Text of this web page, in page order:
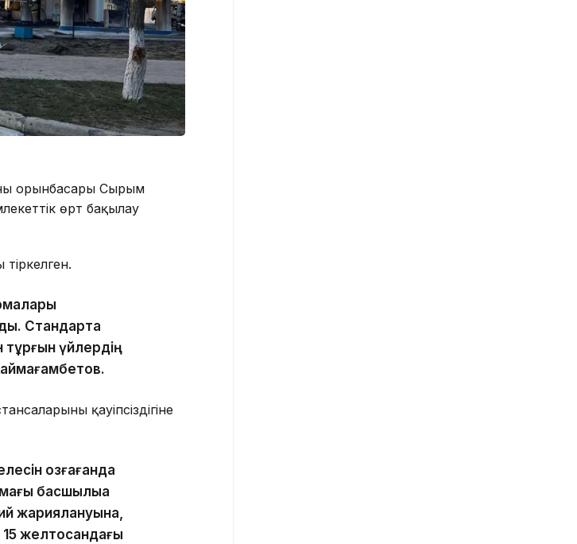
орынбасары Сырым
өрт бақылау
Стандартқа
тұрғын үйлердің
қауіпсіздігіне
қозғағанда
басшылыққа
жариялануына,
желтоқсандағы